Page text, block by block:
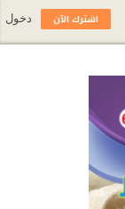
اشترك الآن دخول